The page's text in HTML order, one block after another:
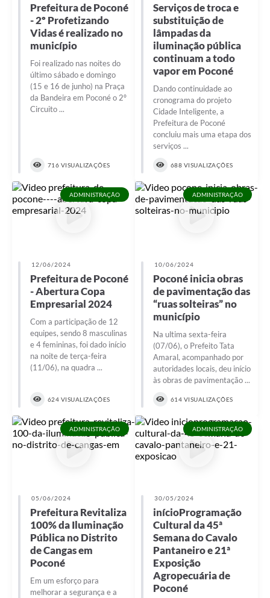
Prefeitura de Poconé
- 2º Profetizando
Vidas é realizado no
município
Foi realizado nas noites do
último sábado e domingo
(15 e 16 de junho) na Praça
da Bandeira em Poconé o 2º
Circuito ...
716 VISUALIZAÇÕES
Serviços de troca e
substituição de
lâmpadas da
iluminação pública
continuam a todo
vapor em Poconé
Dando continuidade ao
cronograma do projeto
Cidade Inteligente, a
Prefeitura de Poconé
concluiu mais uma etapa dos
serviços ...
688 VISUALIZAÇÕES
ADMINISTRAÇÃO
12/06/2024
Prefeitura de Poconé
- Abertura Copa
Empresarial 2024
Com a participação de 12
equipes, sendo 8 masculinas
e 4 femininas, foi dado início
na noite de terça-feira
(11/06), na quadra ...
624 VISUALIZAÇÕES
ADMINISTRAÇÃO
10/06/2024
Poconé inicia obras
de pavimentação das
“ruas solteiras” no
município
Na ultima sexta-feira
(07/06), o Prefeito Tata
Amaral, acompanhado por
autoridades locais, deu início
às obras de pavimentação ...
614 VISUALIZAÇÕES
ADMINISTRAÇÃO
05/06/2024
Prefeitura Revitaliza
100% da Iluminação
Pública no Distrito
de Cangas em
Poconé
Em um esforço para
melhorar a segurança e a
ADMINISTRAÇÃO
30/05/2024
inícioProgramação
Cultural da 45ª
Semana do Cavalo
Pantaneiro e 21ª
Exposição
Agropecuária de
Poconé